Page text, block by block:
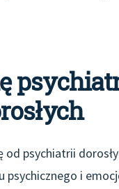
od psychiatrii
i